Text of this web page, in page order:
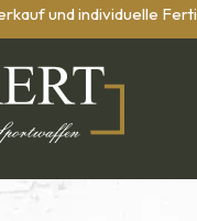
und individuelle